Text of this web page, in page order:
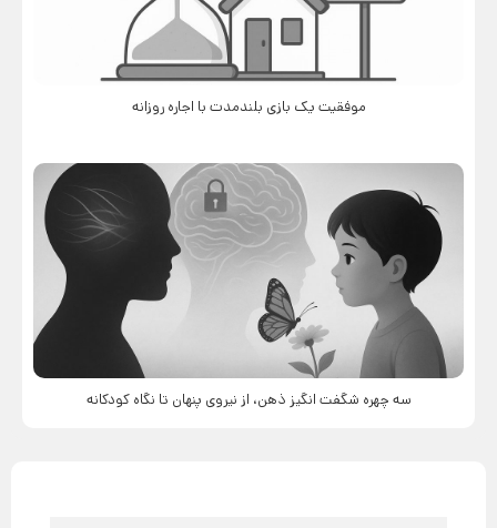
موفقیت یک بازی بلندمدت با اجاره روزانه
سه چهره شگفت انگیز ذهن، از نیروی پنهان تا نگاه کودکانه